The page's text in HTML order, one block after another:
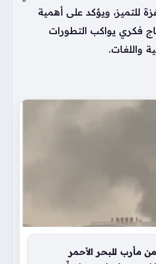
للتميز، ويؤكد على أهمية
فكري يواكب التطورات
واللغات.
مأرب للبحر الأحمر